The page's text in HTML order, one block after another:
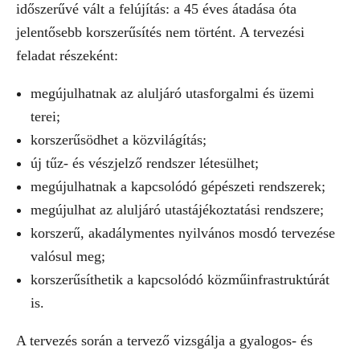
időszerűvé vált a felújítás: a 45 éves átadása óta
jelentősebb korszerűsítés nem történt. A tervezési
feladat részeként:
megújulhatnak az aluljáró utasforgalmi és üzemi
terei;
korszerűsödhet a közvilágítás;
új tűz- és vészjelző rendszer létesülhet;
megújulhatnak a kapcsolódó gépészeti rendszerek;
megújulhat az aluljáró utastájékoztatási rendszere;
korszerű, akadálymentes nyilvános mosdó tervezése
valósul meg;
korszerűsíthetik a kapcsolódó közműinfrastruktúrát
is.
A tervezés során a tervező vizsgálja a gyalogos- és